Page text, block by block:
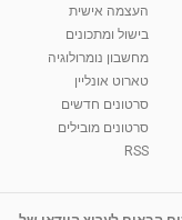
05:37
העצמה אישית
בישול ומתכונים
מחשבון נומרולוגיה
טארוט אונליין
סרטונים חדשים
סרטונים מובילים
RSS